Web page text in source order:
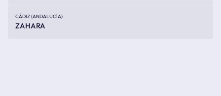
CÁDIZ (ANDALUCÍA)
ZAHARA